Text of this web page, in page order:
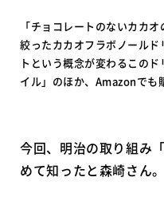
「チョコレートのないカカ
絞ったカカオフラボノール
トという概念が変わるこの
イル」のほか、Amazonでも
今回、明治の取り組み
めて知ったと森崎さん。